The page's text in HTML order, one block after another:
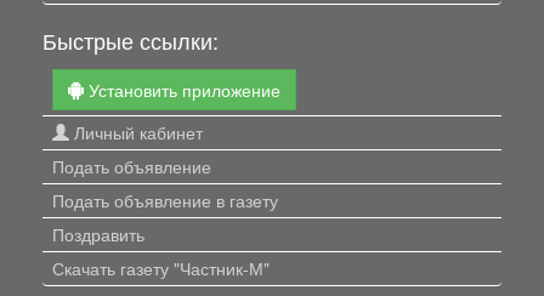
Быстрые ссылки:
Установить приложение
Личный кабинет
Подать объявление
Подать объявление в газету
Поздравить
Скачать газету "Частник-М"